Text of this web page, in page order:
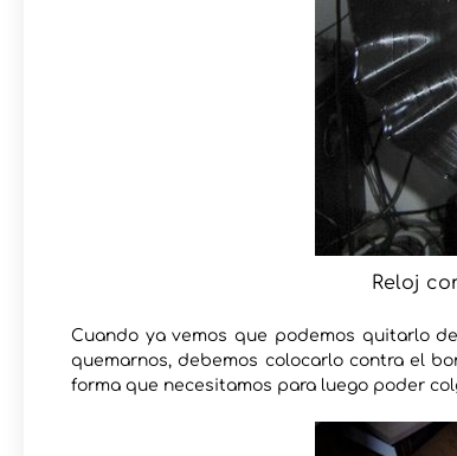
Reloj
Cuando ya vemos que podemos quitarlo
quemarnos, debemos colocarlo contra el
forma que necesitamos para luego poder